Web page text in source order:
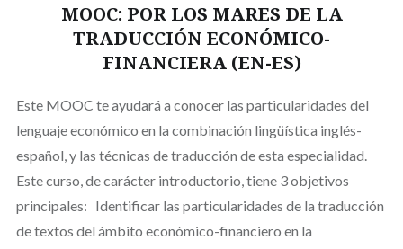
MOOC: POR LOS MARES DE LA
TRADUCCIÓN ECONÓMICO-
FINANCIERA (EN-ES)
Este MOOC te ayudará a conocer las particularidades del
lenguaje económico en la combinación lingüística inglés-
español, y las técnicas de traducción de esta especialidad.
Este curso, de carácter introductorio, tiene 3 objetivos
principales: Identificar las particularidades de la traducción
de textos del ámbito económico-financiero en la